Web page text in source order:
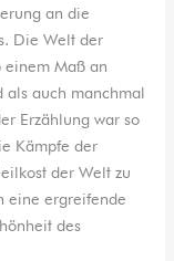
an die
Die Welt der
Maß an
als auch manchmal
Erzählung war so
Kämpfe der
der Welt zu
eine ergreifende
des